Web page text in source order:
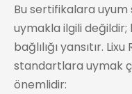
Bu sertifikalara
uymakla ilgili
bağlılığı yansıtır.
standartlara uymak
önemlidir: